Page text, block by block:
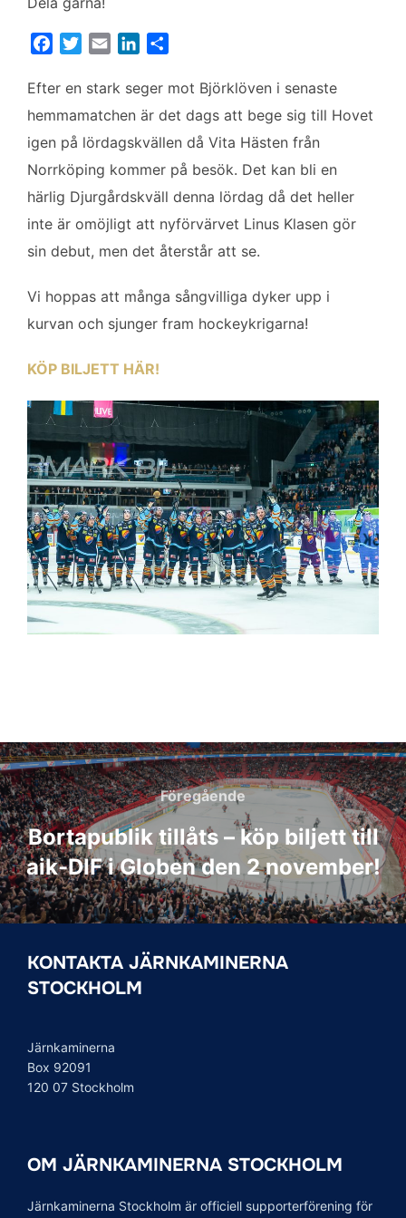
c
e
o
o
k
t
e
r
a
i
n
k
d
I
n
l
a
Efter en stark seger mot Björklöven i senaste
hemmamatchen är det dags att bege sig till Hovet
igen på lördagskvällen då Vita Hästen från
Norrköping kommer på besök. Det kan bli en
härlig Djurgårdskväll denna lördag då det heller
inte är omöjligt att nyförvärvet Linus Klasen gör
sin debut, men det återstår att se.
Vi hoppas att många sångvilliga dyker upp i
kurvan och sjunger fram hockeykrigarna!
KÖP BILJETT HÄR!
Inläggsnavigering
Föregående
Föregående
Bortapublik tillåts – köp biljett till
aik-DIF i Globen den 2 november!
KONTAKTA JÄRNKAMINERNA
STOCKHOLM
Järnkaminerna
Box 92091
120 07 Stockholm
OM JÄRNKAMINERNA STOCKHOLM
Järnkaminerna Stockholm är officiell supporterförening för